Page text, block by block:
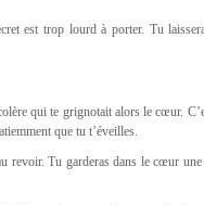
est trop lourd à porter. Tu
qui te grignotait alors le cœur.
que tu t’éveilles.
revoir. Tu garderas dans le cœur